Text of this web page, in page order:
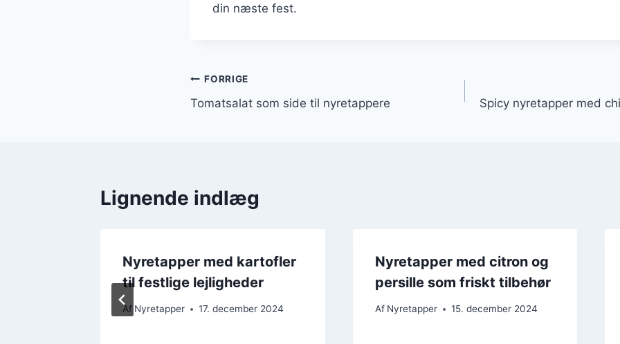
din næste fest.
Indlægsnavigation
FORRIGE
Tomatsalat som side til nyretappere Spicy nyretapper med
Lignende indlæg
Nyretapper med kartofler
til festlige lejligheder
Af Nyretapper 17. december 2024
Nyretapper med citron og
persille som friskt tilbehør
Af Nyretapper 15. december 2024